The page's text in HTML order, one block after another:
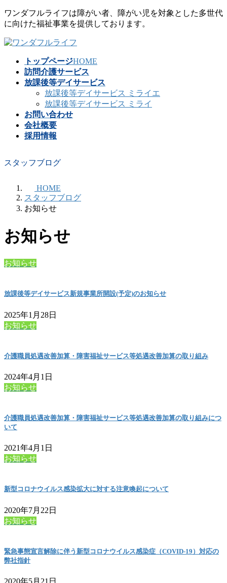
コ
ン
ン
ナ
ビ
ー
ワンダフルライフは障がい者、障がい児を対象とした多世代
に向けた福祉事業を提供しております。
トップページHOME
訪問介護サービス
放課後等デイサービス
放課後等デイサービス ミライエ
放課後等デイサービス ミライ
お問い合わせ
会社概要
採用情報
スタッフブログ
HOME
スタッフブログ
お知らせ
お知らせ
お知らせ
放課後等デイサービス新規事業所開設(予定)のお知らせ
2025年1月28日
お知らせ
介護職員処遇改善加算・障害福祉サービス等処遇改善加算の取り組み
2024年4月1日
お知らせ
介護職員処遇改善加算・障害福祉サービス等処遇改善加算の取り組みにつ
いて
2021年4月1日
お知らせ
新型コロナウイルス感染拡大に対する注意喚起について
2020年7月22日
お知らせ
緊急事態宣言解除に伴う新型コロナウイルス感染症（COVID-19）対応の
弊社指針
2020年5月21日